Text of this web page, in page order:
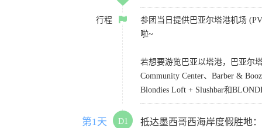
行程
参团当日提供巴亚尔塔港机场
啦~
若想要游览巴亚以塔港，巴亚尔
Community Center、Barber &
Blondies Loft + Slushbar和
第1天 D1 抵达墨西哥西海岸度假胜地：